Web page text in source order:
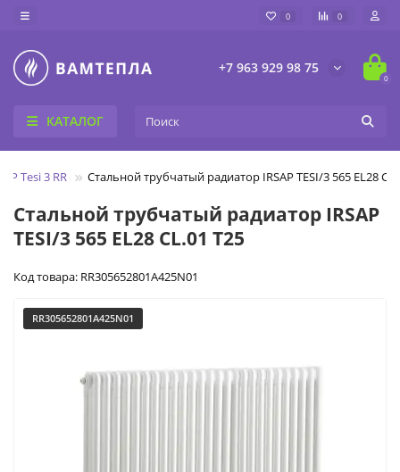
0 0
+7 963 929 98 75
0
КАТАЛОГ
Tesi 3 RR Стальной трубчатый радиатор IRSAP TESI/3 565 EL28
Стальной трубчатый радиатор IRSAP
TESI/3 565 EL28 CL.01 T25
Код товара: RR305652801A425N01
RR305652801A425N01